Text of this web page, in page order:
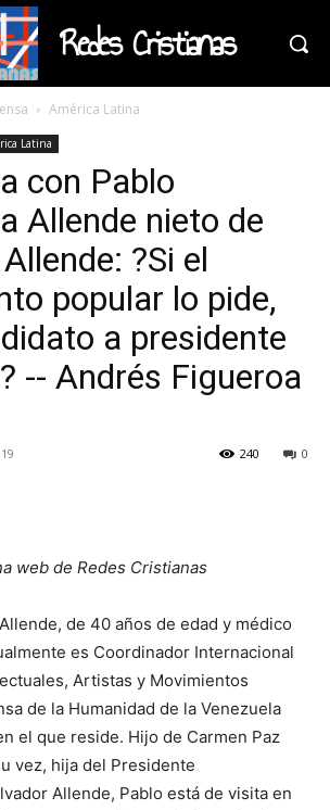
Redes Cristianas
América Latina
Latina
con Pablo
Allende nieto de
?Si el
popular lo pide,
a presidente
-- Andrés Figueroa
0
240
web de Redes Cristianas
de 40 años de edad y médico
es Coordinador Internacional
Artistas y Movimientos
de la Humanidad de la Venezuela
el que reside. Hijo de Carmen Paz
vez, hija del Presidente
Allende, Pablo está de visita en